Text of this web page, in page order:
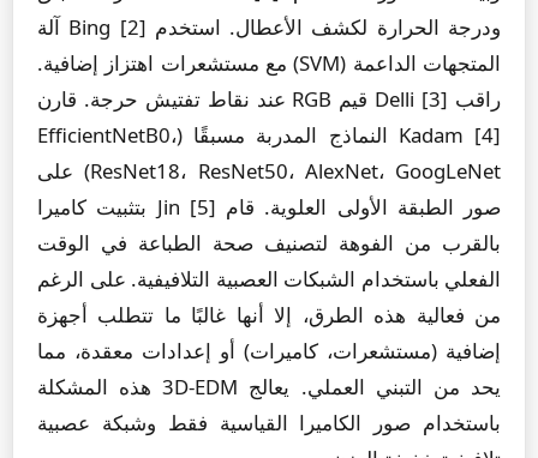
ودرجة الحرارة لكشف الأعطال. استخدم Bing [2] آلة
المتجهات الداعمة (SVM) مع مستشعرات اهتزاز إضافية.
راقب Delli [3] قيم RGB عند نقاط تفتيش حرجة. قارن
Kadam [4] النماذج المدربة مسبقًا (EfficientNetB0،
ResNet18، ResNet50، AlexNet، GoogLeNet) على
صور الطبقة الأولى العلوية. قام Jin [5] بتثبيت كاميرا
بالقرب من الفوهة لتصنيف صحة الطباعة في الوقت
الفعلي باستخدام الشبكات العصبية التلافيفية. على الرغم
من فعالية هذه الطرق، إلا أنها غالبًا ما تتطلب أجهزة
إضافية (مستشعرات، كاميرات) أو إعدادات معقدة، مما
يحد من التبني العملي. يعالج 3D-EDM هذه المشكلة
باستخدام صور الكاميرا القياسية فقط وشبكة عصبية